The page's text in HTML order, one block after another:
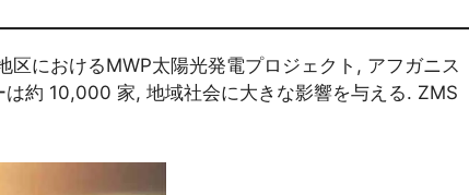
におけるMWP太陽光発電プロジェクト, アフガニス
約 10,000 家, 地域社会に大きな影響を与える. ZMS